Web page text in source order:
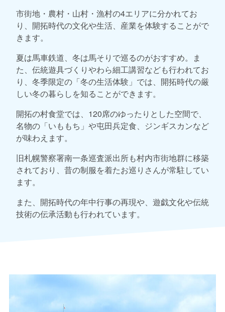
市街地・農村・山村・漁村の4エリアに分かれてお
り、開拓時代の文化や生活、産業を体験することがで
きます。
夏は馬車鉄道、冬は馬そりで巡るのがおすすめ。ま
た、伝統遊具づくりやわら細工講習なども行われてお
り、冬季限定の「冬の生活体験」では、開拓時代の厳
しい冬の暮らしを知ることができます。
開拓の村食堂では、120席のゆったりとした空間で、
名物の「いももち」や屯田兵定食、ジンギスカンなど
が味わえます。
旧札幌警察署南一条巡査派出所も村内市街地群に移築
されており、昔の制服を着たお巡りさんが常駐してい
ます。
また、開拓時代の年中行事の再現や、遊戯文化や伝統
技術の伝承活動も行われています。